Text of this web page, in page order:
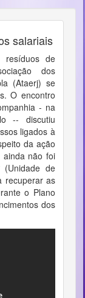
salariais
resíduos de
dos
(Ataerj) se
O encontro
- na
-- discutiu
ligados à
da ação
ainda não foi
(Unidade de
recuperar as
o Plano
dos